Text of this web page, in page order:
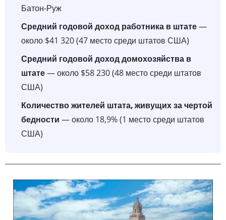
Батон-Руж
Средний годовой доход работника в штате—
около $41 320 (47 место среди штатов США)
Средний годовой доход домохозяйства в
штате— около $58 230 (48 место среди штатов
США)
Количество жителей штата, живущих за чертой
бедности — около 18,9% (1 место среди штатов
США)